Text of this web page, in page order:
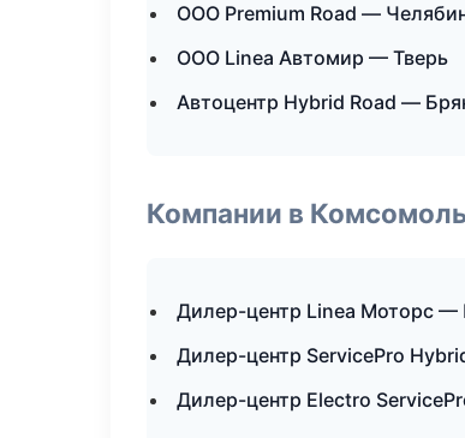
ООО Premium Road —
ООО Linea Автомир — Тверь
Автоцентр Hybrid Road —
Компании в
Дилер-центр Linea Моторс —
Дилер-центр ServicePro
Дилер-центр Electro